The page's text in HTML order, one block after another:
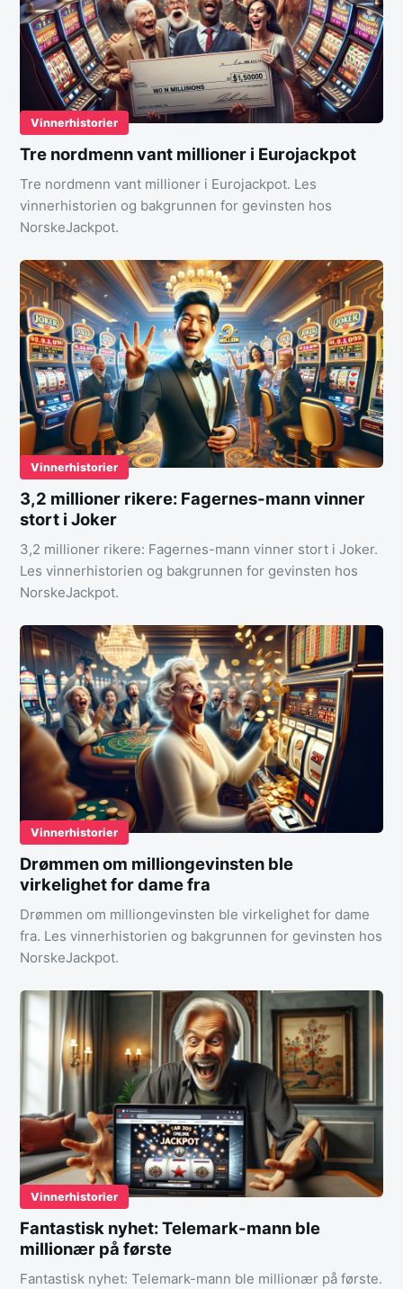
Vinnerhistorier
Tre nordmenn vant millioner i Eurojackpot
Tre nordmenn vant millioner i Eurojackpot. Les
vinnerhistorien og bakgrunnen for gevinsten hos
NorskeJackpot.
Vinnerhistorier
3,2 millioner rikere: Fagernes-mann vinner
stort i Joker
3,2 millioner rikere: Fagernes-mann vinner stort i Joker.
Les vinnerhistorien og bakgrunnen for gevinsten hos
NorskeJackpot.
Vinnerhistorier
Drømmen om milliongevinsten ble
virkelighet for dame fra
Drømmen om milliongevinsten ble virkelighet for dame
fra. Les vinnerhistorien og bakgrunnen for gevinsten hos
NorskeJackpot.
Vinnerhistorier
Fantastisk nyhet: Telemark-mann ble
millionær på første
Fantastisk nyhet: Telemark-mann ble millionær på første.